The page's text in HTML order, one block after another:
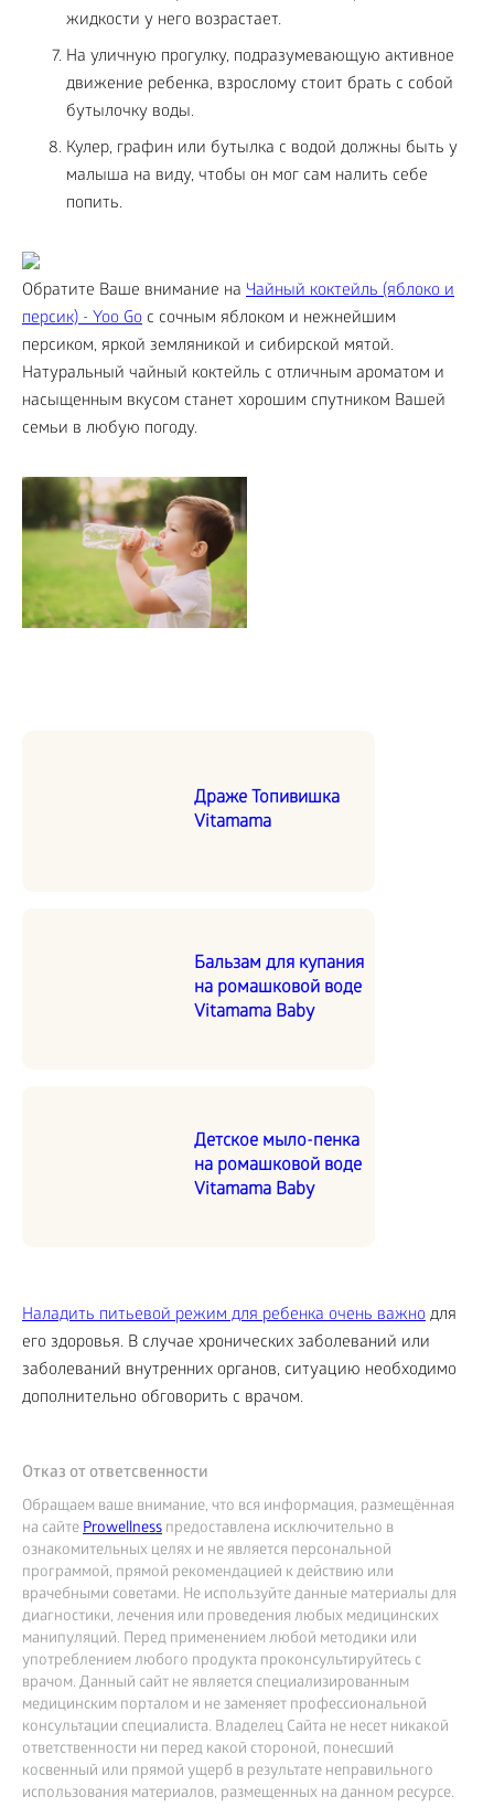
жидкости у него возрастает.
На уличную прогулку, подразумевающую активное
движение ребенка, взрослому стоит брать с собой
бутылочку воды.
Кулер, графин или бутылка с водой должны быть у
малыша на виду, чтобы он мог сам налить себе
попить.
Обратите Ваше внимание на Чайный коктейль (яблоко и
персик) - Yoo Gо с сочным яблоком и нежнейшим
персиком, яркой земляникой и сибирской мятой.
Натуральный чайный коктейль с отличным ароматом и
насыщенным вкусом станет хорошим спутником Вашей
семьи в любую погоду.
Драже Топивишка
Vitamama
Бальзам для купания
на ромашковой воде
Vitamama Baby
Детское мыло-пенка
на ромашковой воде
Vitamama Baby
Наладить питьевой режим для ребенка очень важно для
его здоровья. В случае хронических заболеваний или
заболеваний внутренних органов, ситуацию необходимо
дополнительно обговорить с врачом.
Отказ от ответсвенности
Обращаем ваше внимание, что вся информация, размещённая
на сайтеProwellness предоставлена исключительно в
ознакомительных целях и не является персональной
программой, прямой рекомендацией к действию или
врачебными советами. Не используйте данные материалы для
диагностики, лечения или проведения любых медицинских
манипуляций. Перед применением любой методики или
употреблением любого продукта проконсультируйтесь с
врачом. Данный сайт не является специализированным
медицинским порталом и не заменяет профессиональной
консультации специалиста. Владелец Сайта не несет никакой
ответственности ни перед какой стороной, понесший
косвенный или прямой ущерб в результате неправильного
использования материалов, размещенных на данном ресурсе.